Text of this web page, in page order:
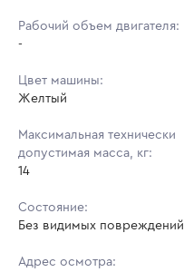
Рабочий объем двигателя:
-
Цвет машины:
Желтый
Максимальная технически
допустимая масса, кг:
14
Состояние:
Без видимых повреждений
Адрес осмотра: